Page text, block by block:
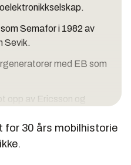
Semafor i 1982 av
Sevik.
med EB som
opp av Ericsson og
av Ericsson Mobile
for 30 års mobilhistorie